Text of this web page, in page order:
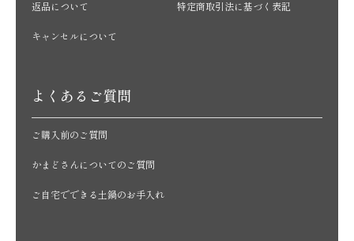
返品について
キャンセルについて
特定商取引法に基づく表記
よくあるご質問
ご購入前のご質問
かまどさんについてのご質問
ご自宅でできる土鍋のお手入れ